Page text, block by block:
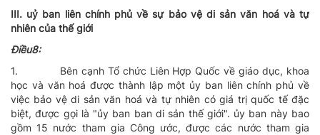
III. uỷ ban liên chính phủ về sự bảo vệ di sản văn hoá và tự
nhiên của thế giới
Ðiều8:
1. Bên cạnh Tổ chức Liên Hợp Quốc về giáo dục, khoa
học và văn hoá được thành lập một ủy ban liên chính phủ về
việc bảo vệ di sản văn hoá và tự nhiên có giá trị quốc tế đặc
biệt, được gọi là "ủy ban ban di sản thế giới". ủy ban này bao
gồm 15 nước tham gia Công ước, được các nước tham gia